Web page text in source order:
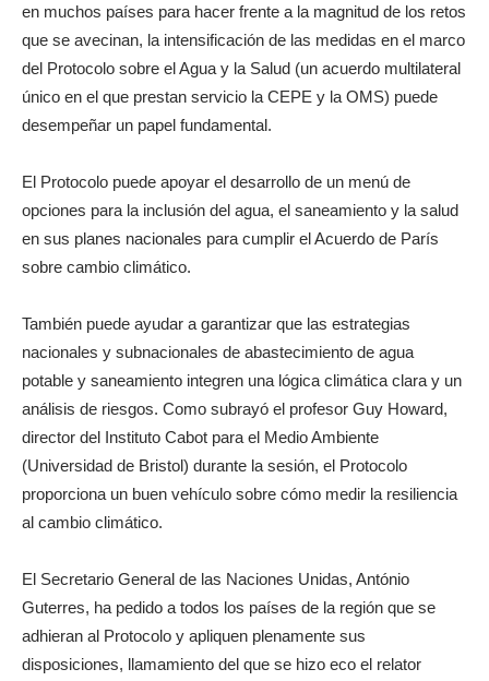
en muchos países para hacer frente a la magnitud de los retos
que se avecinan, la intensificación de las medidas en el marco
del Protocolo sobre el Agua y la Salud (un acuerdo multilateral
único en el que prestan servicio la CEPE y la OMS) puede
desempeñar un papel fundamental.
El Protocolo puede apoyar el desarrollo de un menú de
opciones para la inclusión del agua, el saneamiento y la salud
en sus planes nacionales para cumplir el Acuerdo de París
sobre cambio climático.
También puede ayudar a garantizar que las estrategias
nacionales y subnacionales de abastecimiento de agua
potable y saneamiento integren una lógica climática clara y un
análisis de riesgos. Como subrayó el profesor Guy Howard,
director del Instituto Cabot para el Medio Ambiente
(Universidad de Bristol) durante la sesión, el Protocolo
proporciona un buen vehículo sobre cómo medir la resiliencia
al cambio climático.
El Secretario General de las Naciones Unidas, António
Guterres, ha pedido a todos los países de la región que se
adhieran al Protocolo y apliquen plenamente sus
disposiciones, llamamiento del que se hizo eco el relator